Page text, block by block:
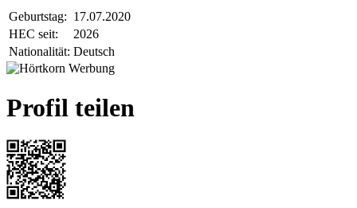
Geburtstag: 17.07.2020
HEC seit:
2026
Nationalität: Deutsch
Profil teilen